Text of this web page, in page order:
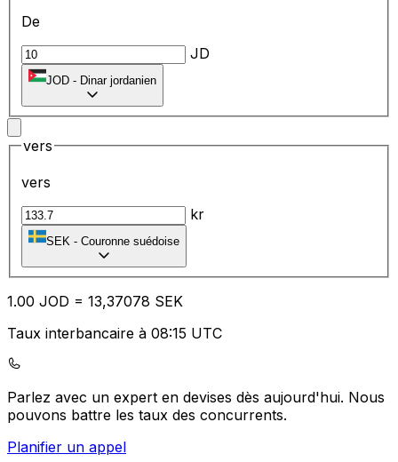
De
JD
JOD - Dinar jordanien
vers
vers
kr
SEK - Couronne suédoise
1.00 JOD = 13,37078 SEK
Taux interbancaire à 08:15 UTC
Parlez avec un expert en devises dès aujourd'hui. Nous
pouvons battre les taux des concurrents.
Planifier un appel